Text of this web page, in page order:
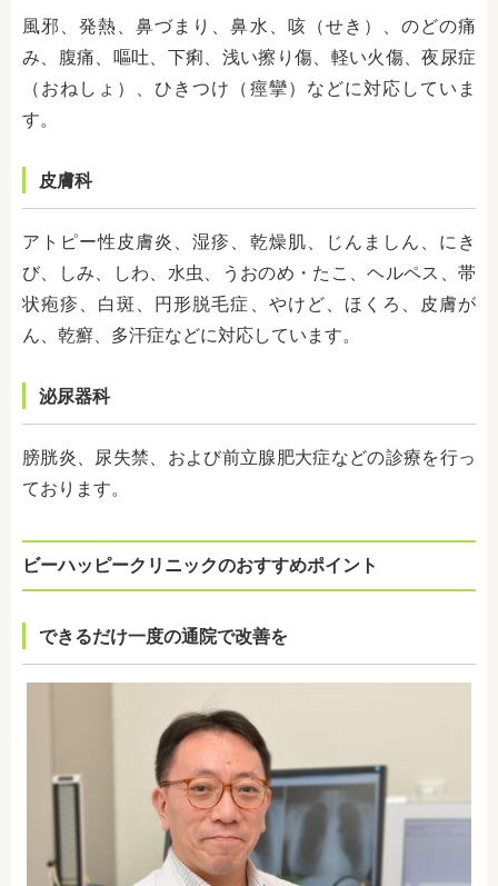
風邪、発熱、鼻づまり、鼻水、咳（せき）、のどの痛
み、腹痛、嘔吐、下痢、浅い擦り傷、軽い火傷、夜尿症
（おねしょ）、ひきつけ（痙攣）などに対応していま
す。
皮膚科
アトピー性皮膚炎、湿疹、乾燥肌、じんましん、にき
び、しみ、しわ、水虫、うおのめ・たこ、ヘルペス、帯
状疱疹、白斑、円形脱毛症、やけど、ほくろ、皮膚が
ん、乾癬、多汗症などに対応しています。
泌尿器科
膀胱炎、尿失禁、および前立腺肥大症などの診療を行っ
ております。
ビーハッピークリニックのおすすめポイント
できるだけ一度の通院で改善を